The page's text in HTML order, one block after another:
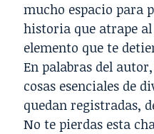
mucho espacio para
historia que atrape
elemento que te
En palabras del
cosas esenciales de
quedan registradas,
No te pierdas esta